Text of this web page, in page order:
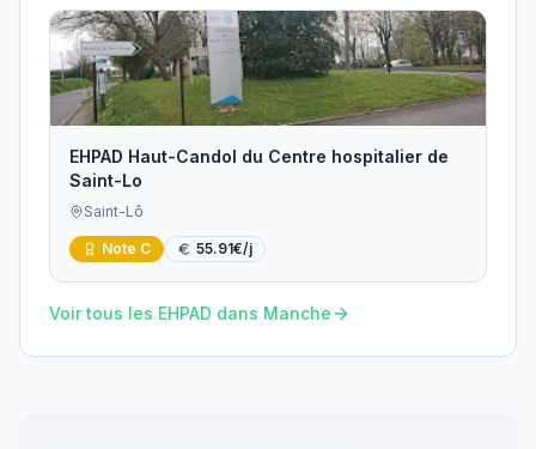
EHPAD Haut-Candol du Centre hospitalier de
Saint-Lo
Saint-Lô
Note C 55.91€/j
Voir tous les EHPAD dans Manche